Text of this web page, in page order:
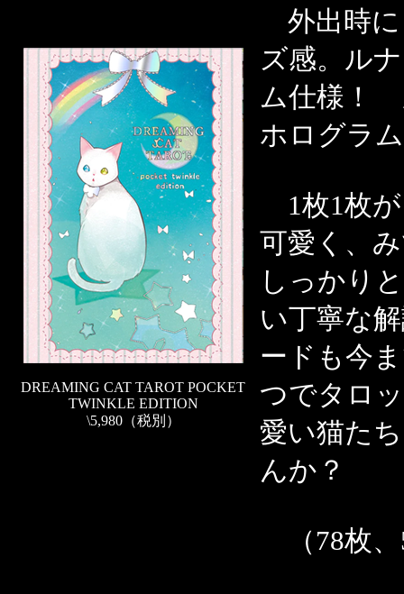
DREAMING CAT TAROT POCKET
TWINKLE EDITION
\5,980（税別）
外出時に
ズ感。ル
ム仕様！
ホログラ
1枚1枚が
可愛く、
しっかり
い丁寧な
ードも今
つでタロ
愛い猫た
んか？
（78枚、